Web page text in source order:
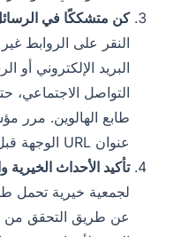
كن متشككًا في
النقر على الروابط
البريد الإلكتروني أو
التواصل الاجتماعي،
طابع الهالوين. مرر
عنوان URL الوجهة قبل النقر.
تأكيد الأحداث الخيرية
لجمعية خيرية تحمل
عن طريق التحقق من